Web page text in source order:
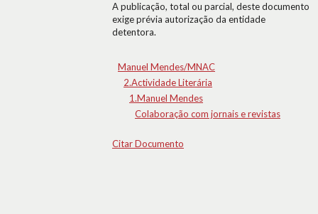
A publicação, total ou parcial, deste documento
exige prévia autorização da entidade
detentora.
Manuel Mendes/MNAC
2.Actividade Literária
1.Manuel Mendes
Colaboração com jornais e revistas
Citar Documento